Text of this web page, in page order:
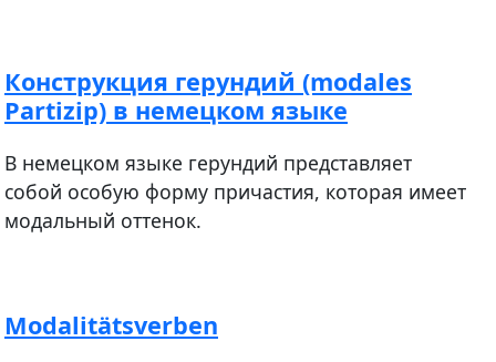
Конструкция герундий (modales
Partizip) в немецком языке
В немецком языке герундий представляет
собой особую форму причастия, которая имеет
модальный оттенок.
Modalitätsverben